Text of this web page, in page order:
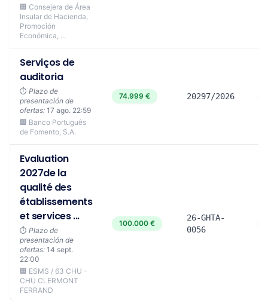
🏢 Consejera de Área
Insular de Hacienda,
Promoción
Económica, ...
Serviços de
auditoria
⏱️ Plazo de
presentación de
ofertas: 17 ago. 22:59
🏢 Banco Português
de Fomento, S.A.
74.999 € 20297/2026
Evaluation
2027de la
qualité des
établissements
et services ...
⏱️ Plazo de
presentación de
ofertas: 14 sept.
22:00
🏢 ESMS / 63 CHU -
CHU CLERMONT
FERRAND
100.000 €
26-GHTA-
0056